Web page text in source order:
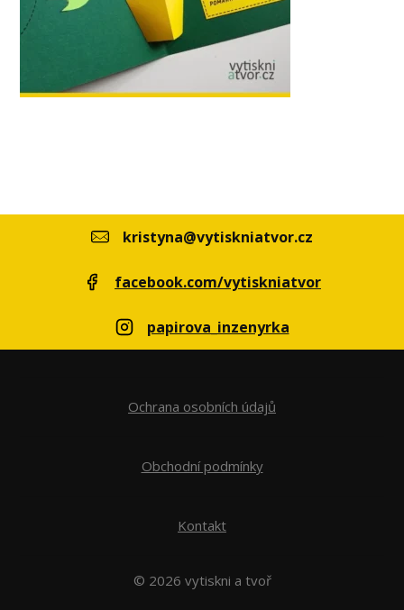
kristyna@vytiskniatvor.cz
facebook.com/vytiskniatvor
papirova_inzenyrka
Ochrana osobních údajů
Obchodní podmínky
Kontakt
© 2026 vytiskni a tvoř